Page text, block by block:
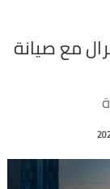
مع صيانة